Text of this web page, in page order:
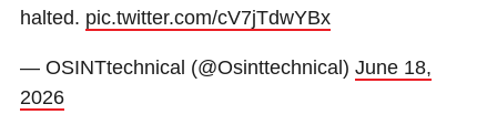
halted. pic.twitter.com/cV7jTdwYBx
— OSINTtechnical (@Osinttechnical) June 18,
2026